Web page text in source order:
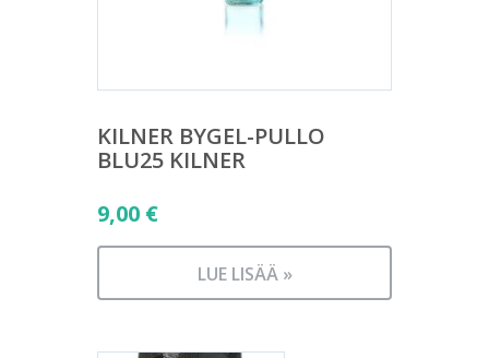
KILNER BYGEL-PULLO
BLU25 KILNER
9,00 €
LUE LISÄÄ »